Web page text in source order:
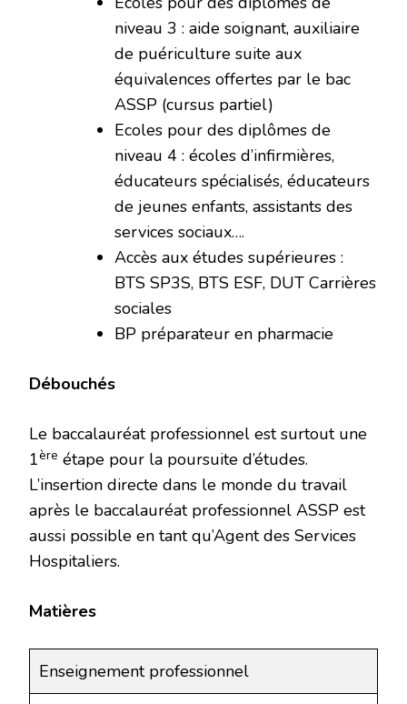
niveau 3 : aide soignant, auxiliaire
de puériculture suite aux
équivalences offertes par le bac
ASSP (cursus partiel)
Ecoles pour des diplômes de
niveau 4 : écoles d’infirmières,
éducateurs spécialisés, éducateurs
de jeunes enfants, assistants des
services sociaux….
Accès aux études supérieures :
BTS SP3S, BTS ESF, DUT Carrières
sociales
BP préparateur en pharmacie
Débouchés
Le baccalauréat professionnel est surtout une
1ère étape pour la poursuite d’études.
L’insertion directe dans le monde du travail
après le baccalauréat professionnel ASSP est
aussi possible en tant qu’Agent des Services
Hospitaliers.
Matières
Enseignement professionnel